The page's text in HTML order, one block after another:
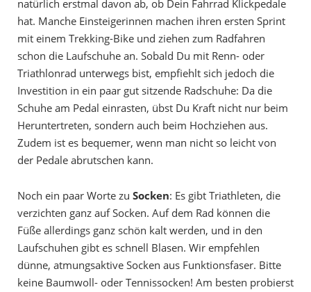
natürlich erstmal davon ab, ob Dein Fahrrad Klickpedale
hat. Manche Einsteigerinnen machen ihren ersten Sprint
mit einem Trekking-Bike und ziehen zum Radfahren
schon die Laufschuhe an. Sobald Du mit Renn- oder
Triathlonrad unterwegs bist, empfiehlt sich jedoch die
Investition in ein paar gut sitzende Radschuhe: Da die
Schuhe am Pedal einrasten, übst Du Kraft nicht nur beim
Heruntertreten, sondern auch beim Hochziehen aus.
Zudem ist es bequemer, wenn man nicht so leicht von
der Pedale abrutschen kann.
Noch ein paar Worte zu Socken: Es gibt Triathleten, die
verzichten ganz auf Socken. Auf dem Rad können die
Füße allerdings ganz schön kalt werden, und in den
Laufschuhen gibt es schnell Blasen. Wir empfehlen
dünne, atmungsaktive Socken aus Funktionsfaser. Bitte
keine Baumwoll- oder Tennissocken! Am besten probierst